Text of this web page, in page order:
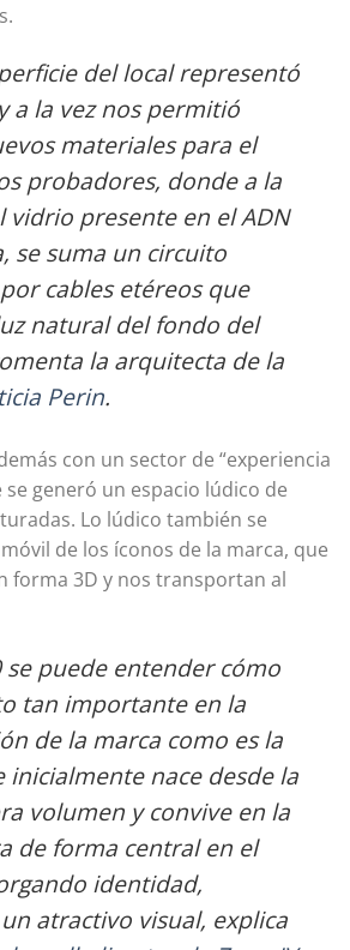
del local representó
a la vez nos permitió
materiales para el
probadores, donde a la
vidrio presente en el ADN
se suma un circuito
cables etéreos que
natural del fondo del
la arquitecta de la
Perin.
con un sector de “experiencia
generó un espacio lúdico de
Lo lúdico también se
de los íconos de la marca, que
forma 3D y nos transportan al
se puede entender cómo
tan importante en la
de la marca como es la
inicialmente nace desde la
volumen y convive en la
de forma central en el
identidad,
atractivo visual, explica